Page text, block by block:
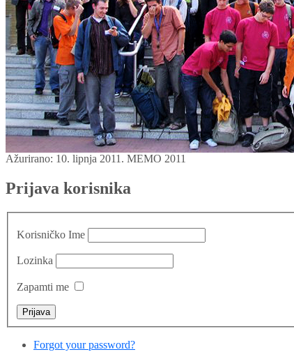
Ažurirano: 10. lipnja 2011. MEMO 2011
Prijava korisnika
Korisničko Ime
Lozinka
Zapamti me
Forgot your password?